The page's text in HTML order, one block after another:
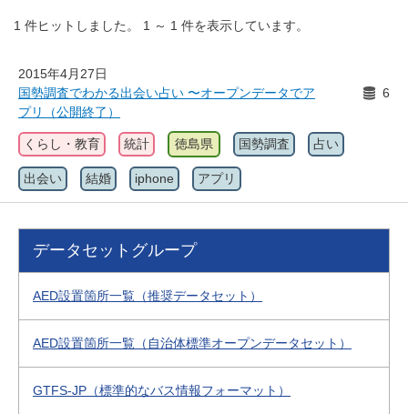
1 件ヒットしました。 1 ～ 1 件を表示しています。
2015年4月27日
国勢調査でわかる出会い占い 〜オープンデータでア
プリ（公開終了）
6
くらし・教育 統計 徳島県 国勢調査 占い
出会い 結婚 iphone アプリ
データセットグループ
AED設置箇所一覧（推奨データセット）
AED設置箇所一覧（自治体標準オープンデータセット）
GTFS-JP（標準的なバス情報フォーマット）